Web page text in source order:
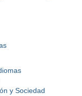
y Sociedad